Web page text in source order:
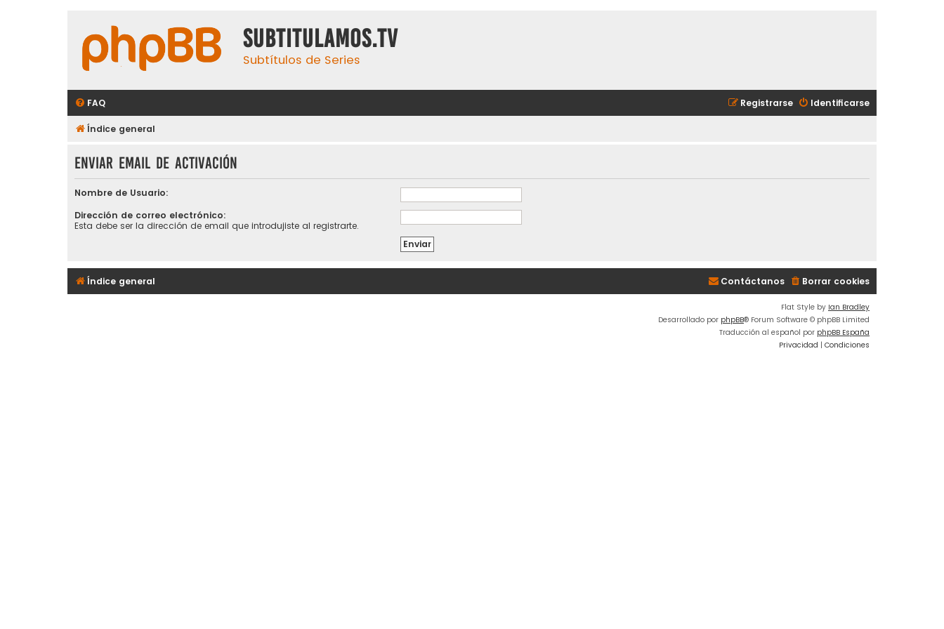
subtitulamos.tv
Subtítulos de Series
FAQ Identificarse
Registrarse
Índice general
Enviar email de activación
Nombre de Usuario:
Dirección de correo electrónico:
Esta debe ser la dirección de email que introdujiste al registrarte.
Índice general Borrar cookies
Contáctanos
Flat Style by Ian Bradley
Desarrollado por phpBB® Forum Software © phpBB Limited
Traducción al español por phpBB España
Privacidad | Condiciones